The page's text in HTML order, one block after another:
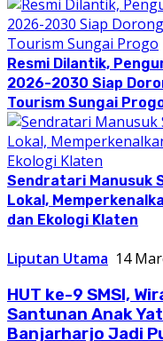
Resmi Dilantik,
2026-2030 Siap
Tourism Sungai
Sendratari Manusuk
Lokal,
dan Ekologi Klaten
Liputan Utama 14
HUT ke-9 SMSI,
Santunan Anak
Banjarharjo Jadi